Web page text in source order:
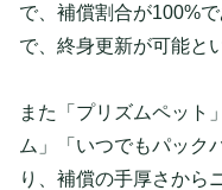
で、補償割合が100%
で、終身更新が可能と
また「プリズムペット
ム」「いつでもパック
り、補償の手厚さから